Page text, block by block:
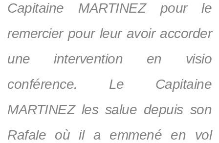
Capitaine MARTINEZ pour le
remercier pour leur avoir accorder
une intervention en visio
conférence. Le Capitaine
MARTINEZ les salue depuis son
Rafale où il a emmené en vol